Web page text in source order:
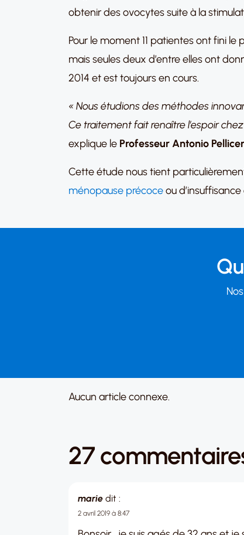
obtenir des ovocytes suite à la
Pour le moment 11 patientes ont fini
mais seules deux d’entre elles ont
2014 et est toujours en cours.
« Nous étudions des méthodes
Ce traitement fait renaître l’espoir
explique le Professeur Antonio Pellicer
Cette étude nous tient
ménopause précoceou
Aucun article connexe.
27
marie dit :
2 avril 2019 à 8:47